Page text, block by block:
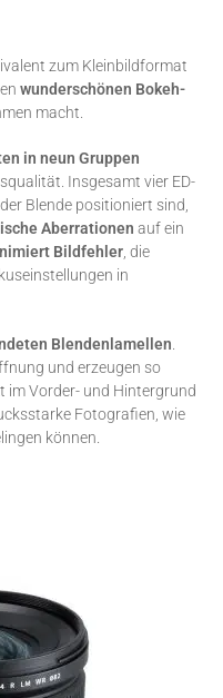
zum Kleinbildformat
wunderschönen Bokeh-
macht.
in neun Gruppen
Insgesamt vier ED-
Blende positioniert sind,
Aberrationen auf ein
Bildfehler , die
in
Blendenlamellen
und erzeugen so
im Vorder- und Hintergrund
Fotografien, wie
können.